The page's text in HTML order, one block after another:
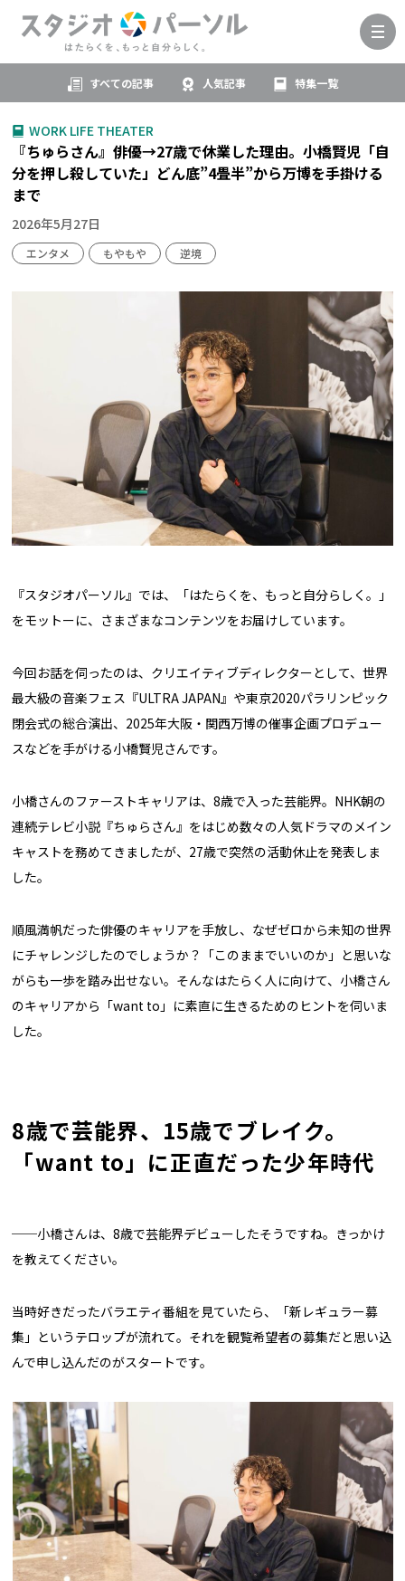
すべての記事 人気記事 特集一覧
WORK LIFE THEATER
『ちゅらさん』俳優→27歳で休業した理由。小橋賢児「自
分を押し殺していた」どん底”4畳半”から万博を手掛ける
まで
2026年5月27日
エンタメ もやもや 逆境
『スタジオパーソル』では、「はたらくを、もっと自分らしく。」
をモットーに、さまざまなコンテンツをお届けしています。
今回お話を伺ったのは、クリエイティブディレクターとして、世界
最大級の音楽フェス『ULTRA JAPAN』や東京2020パラリンピック
閉会式の総合演出、2025年大阪・関西万博の催事企画プロデュー
スなどを手がける小橋賢児さんです。
小橋さんのファーストキャリアは、8歳で入った芸能界。NHK朝の
連続テレビ小説『ちゅらさん』をはじめ数々の人気ドラマのメイン
キャストを務めてきましたが、27歳で突然の活動休止を発表しま
した。
順風満帆だった俳優のキャリアを手放し、なぜゼロから未知の世界
にチャレンジしたのでしょうか？「このままでいいのか」と思いな
がらも一歩を踏み出せない。そんなはたらく人に向けて、小橋さん
のキャリアから「want to」に素直に生きるためのヒントを伺いま
した。
8歳で芸能界、15歳でブレイク。
「want to」に正直だった少年時代
──小橋さんは、8歳で芸能界デビューしたそうですね。きっかけ
を教えてください。
当時好きだったバラエティ番組を見ていたら、「新レギュラー募
集」というテロップが流れて。それを観覧希望者の募集だと思い込
んで申し込んだのがスタートです。